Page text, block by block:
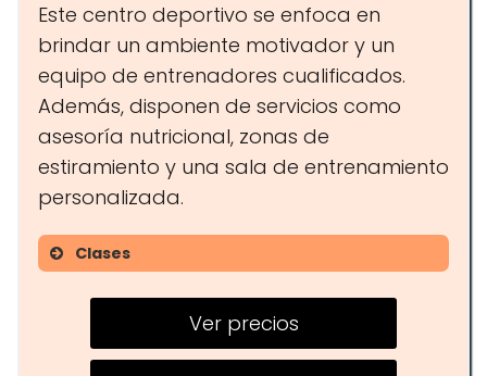
Este centro deportivo se enfoca en
brindar un ambiente motivador y un
equipo de entrenadores cualificados.
Además, disponen de servicios como
asesoría nutricional, zonas de
estiramiento y una sala de entrenamiento
personalizada.
Clases
Entrenamientos funcionales
Yoga
Ver precios